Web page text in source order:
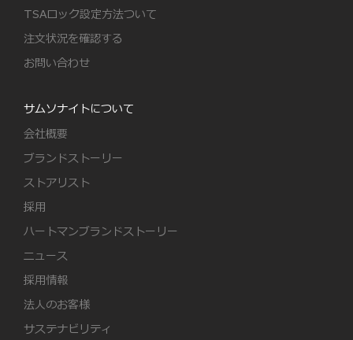
TSAロック設定方法ついて
注文状況を確認する
お問い合わせ
サムソナイトについて
会社概要
ブランドストーリー
ストアリスト
採用
ハートマンブランドストーリー
ニュース
採用情報
法人のお客様
サステナビリティ